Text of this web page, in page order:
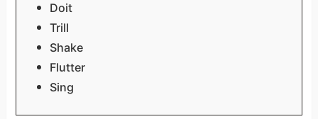
Doit
Trill
Shake
Flutter
Sing